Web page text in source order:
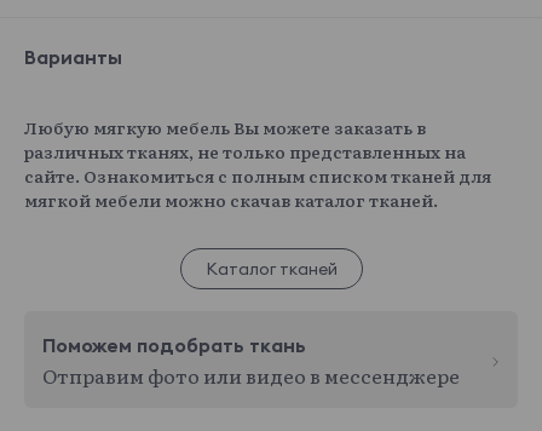
Варианты
Любую мягкую мебель Вы можете заказать в
различных тканях, не только представленных на
сайте. Ознакомиться с полным списком тканей для
мягкой мебели можно скачав каталог тканей.
Каталог тканей
Поможем подобрать ткань
Отправим фото или видео в мессенджере